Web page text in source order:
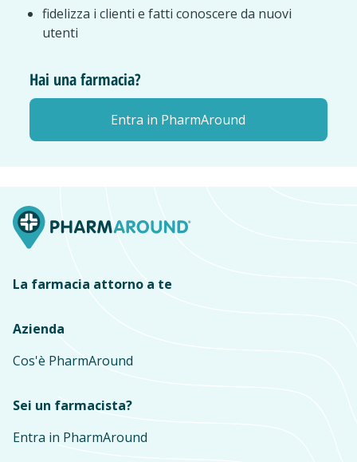
fidelizza i clienti e fatti conoscere da nuovi
utenti
Hai una farmacia?
Entra in PharmAround
La farmacia attorno a te
Azienda
Cos'è PharmAround
Sei un farmacista?
Entra in PharmAround